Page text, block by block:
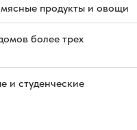
продукты и овощи
более трех
и студенческие